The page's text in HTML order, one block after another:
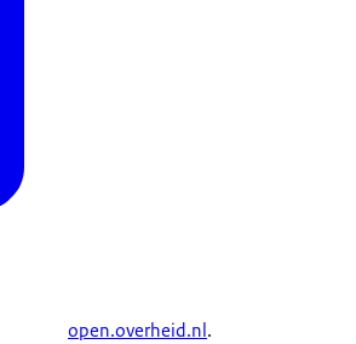
open.overheid.nl.